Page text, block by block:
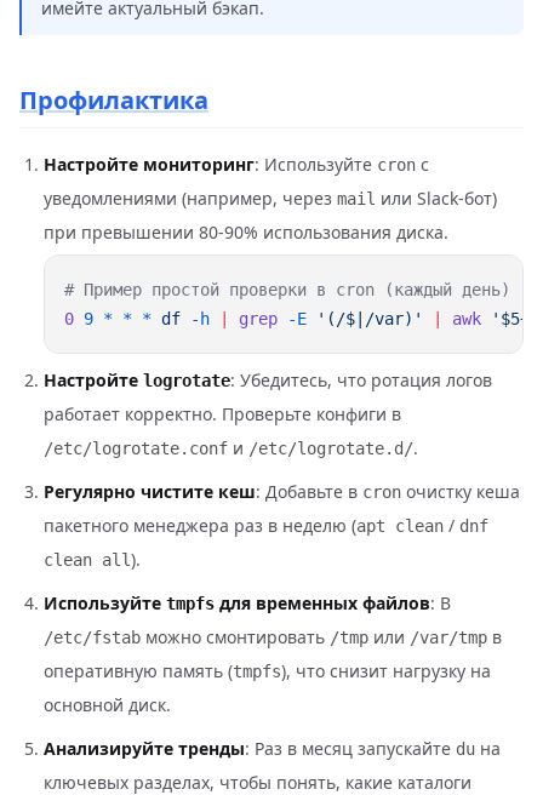
имейте актуальный бэкап.
Профилактика
Настройте мониторинг: Используйте cron с
уведомлениями (например, через mail или Slack-бот)
при превышении 80-90% использования диска.
0 9 * * * df -h grep -E '(/$|/var)' awk
Настройте logrotate: Убедитесь, что ротация логов
работает корректно. Проверьте конфиги в
/etc/logrotate.conf и /etc/logrotate.d/.
Регулярно чистите кеш: Добавьте в cron очистку кеша
пакетного менеджера раз в неделю (apt clean / dnf
clean all).
Используйте tmpfs для временных файлов: В
/etc/fstab можно смонтировать /tmp или /var/tmp в
оперативную память (tmpfs), что снизит нагрузку на
основной диск.
Анализируйте тренды: Раз в месяц запускайте du на
ключевых разделах, чтобы понять, какие каталоги